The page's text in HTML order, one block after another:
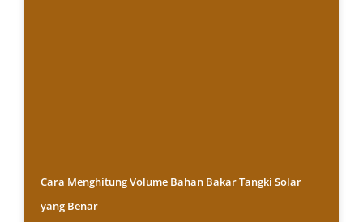
Cara Menghitung Volume Bahan Bakar Tangki Solar
yang Benar